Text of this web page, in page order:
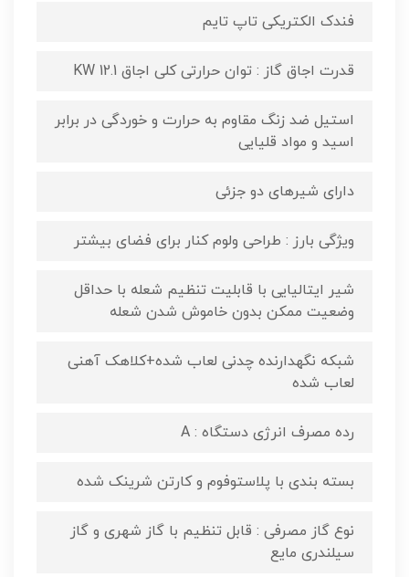
فندک الکتریکی تاپ تایم
قدرت اجاق گاز : توان حرارتی کلی اجاق 12.1 KW
استیل ضد زنگ مقاوم به حرارت و خوردگی در برابر
اسید و مواد قلیایی
دارای شیرهای دو جزئی
ویژگی بارز : طراحی ولوم کنار برای فضای بیشتر
شیر ایتالیایی با قابلیت تنظیم شعله با حداقل
وضعیت ممکن بدون خاموش شدن شعله
شبکه نگهدارنده چدنی لعاب شده+کلاهک آهنی
لعاب شده
رده مصرف انرژی دستگاه : A
بسته بندی با پلاستوفوم و کارتن شرینک شده
نوع گاز مصرفی : قابل تنظیم با گاز شهری و گاز
سیلندری مایع